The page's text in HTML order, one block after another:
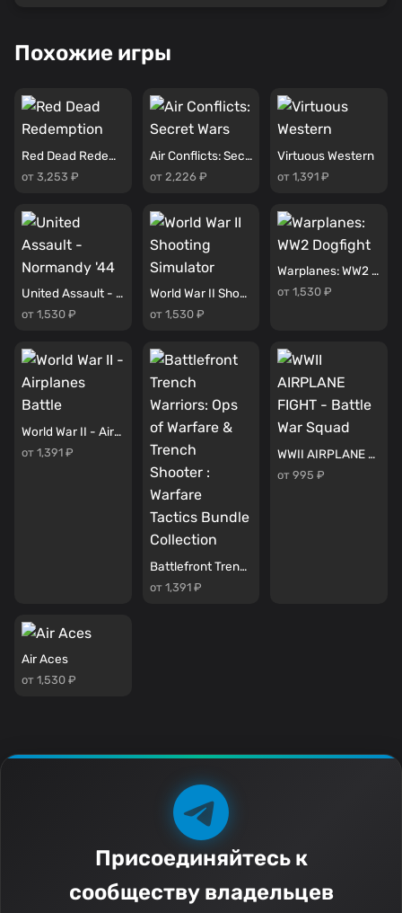
Похожие игры
Red Dead Redemption
от 3,253 ₽
Air Conflicts: Secret Wars
от 2,226 ₽
Virtuous Western
от 1,391 ₽
United Assault - Normandy '44
от 1,530 ₽
World War II Shooting Simulator
от 1,530 ₽
Warplanes: WW2 Dogfight
от 1,530 ₽
World War II - Airplanes Battle
от 1,391 ₽
Battlefront Trench Warriors: Ops of Warfare & Trench Shooter : Warfare Tactics Bundle Collection
от 1,391 ₽
WWII AIRPLANE FIGHT - Battle War Squad
от 995 ₽
Air Aces
от 1,530 ₽
Присоединяйтесь к
сообществу владельцев